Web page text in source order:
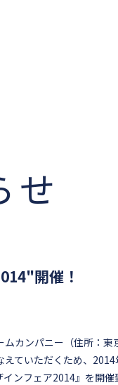
せ
開催！
カンパニー（住所：
ていただくため、
ンフェア2014』を開催